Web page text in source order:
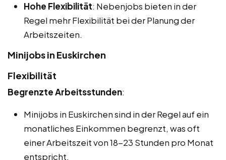
Hohe Flexibilität: Nebenjobs bieten in der
Regel mehr Flexibilität bei der Planung der
Arbeitszeiten.
Minijobs in Euskirchen
Flexibilität
Begrenzte Arbeitsstunden:
Minijobs in Euskirchen sind in der Regel auf ein
monatliches Einkommen begrenzt, was oft
einer Arbeitszeit von 18-23 Stunden pro Monat
entspricht.